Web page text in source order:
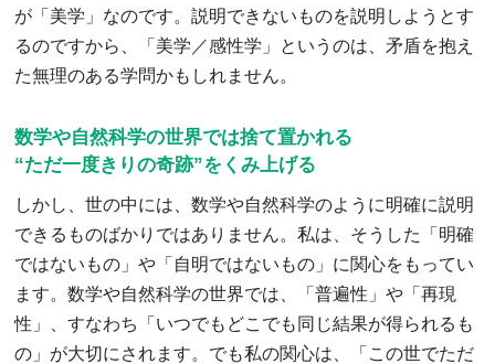
が「美学」なのです。説明できないものを説明しようとす
るのですから、「美学／感性学」というのは、矛盾を抱え
た無理のある学問かもしれません。
数学や自然科学の世界では捨て置かれる
“ただ一度きりの奇跡”をくみ上げる
しかし、世の中には、数学や自然科学のように明確に説明
できるものばかりではありません。私は、そうした「明確
ではないもの」や「自明ではないもの」に関心をもってい
ます。数学や自然科学の世界では、「普遍性」や「再現
性」、すなわち「いつでもどこでも同じ結果が得られるも
の」が大切にされます。でも私の関心は、「この世でただ